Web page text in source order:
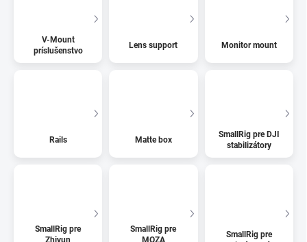
V-Mount
príslušenstvo
Lens support Monitor mount
Rails Matte box
SmallRig pre DJI
stabilizátory
SmallRig pre
Zhiyun
SmallRig pre
MOZA
SmallRig pre